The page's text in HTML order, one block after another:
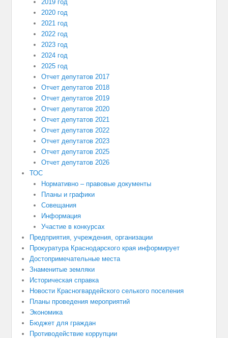
2019 год
2020 год
2021 год
2022 год
2023 год
2024 год
2025 год
Отчет депутатов 2017
Отчет депутатов 2018
Отчет депутатов 2019
Отчет депутатов 2020
Отчет депутатов 2021
Отчет депутатов 2022
Отчет депутатов 2023
Отчет депутатов 2025
Отчет депутатов 2026
ТОС
Нормативно – правовые документы
Планы и графики
Совещания
Информация
Участие в конкурсах
Предприятия, учреждения, организации
Прокуратура Краснодарского края информирует
Достопримечательные места
Знаменитые земляки
Историческая справка
Новости Красногвардейского селького поселения
Планы проведения мероприятий
Экономика
Бюджет для граждан
Противодействие коррупции